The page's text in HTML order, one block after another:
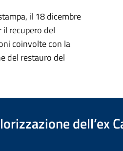
il 18 dicembre
recupero del
coinvolte con la
del restauro del
dell’ex